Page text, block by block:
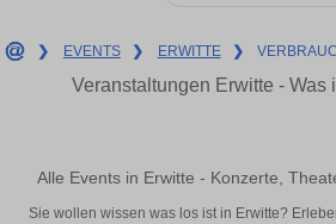
❯ EVENTS ❯ ERWITTE ❯
Veranstaltungen Erwitte - Was
Alle Events in Erwitte - Konzerte,
Sie wollen wissen was los ist in Erwitte?